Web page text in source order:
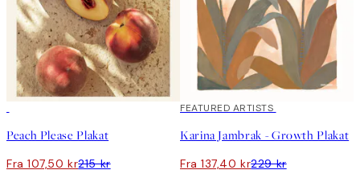
Peach Please Plakat
Fra 107,50 kr215 kr
40%*
FEATURED ARTISTS
Karina Jambrak - Growth Plakat
Fra 137,40 kr229 kr